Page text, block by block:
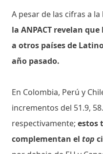
A pesar de las cifras a la
la ANPACT revelan
a otros países de
año pasado.
En Colombia, Perú y
incrementos del 51.9,
respectivamente; estos
complementan el top